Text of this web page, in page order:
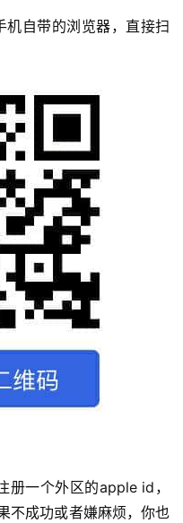
机自带的浏览器，直接扫
册一个外区的apple id，
不成功或者嫌麻烦，你也